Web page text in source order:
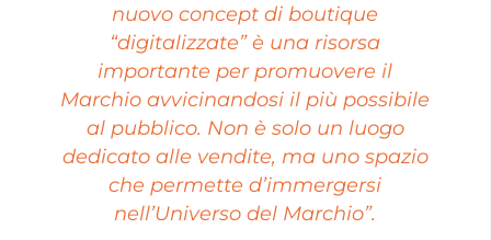
nuovo concept di boutique
“digitalizzate” è una risorsa
importante per promuovere il
Marchio avvicinandosi il più possibile
al pubblico. Non è solo un luogo
dedicato alle vendite, ma uno spazio
che permette d’immergersi
nell’Universo del Marchio”.